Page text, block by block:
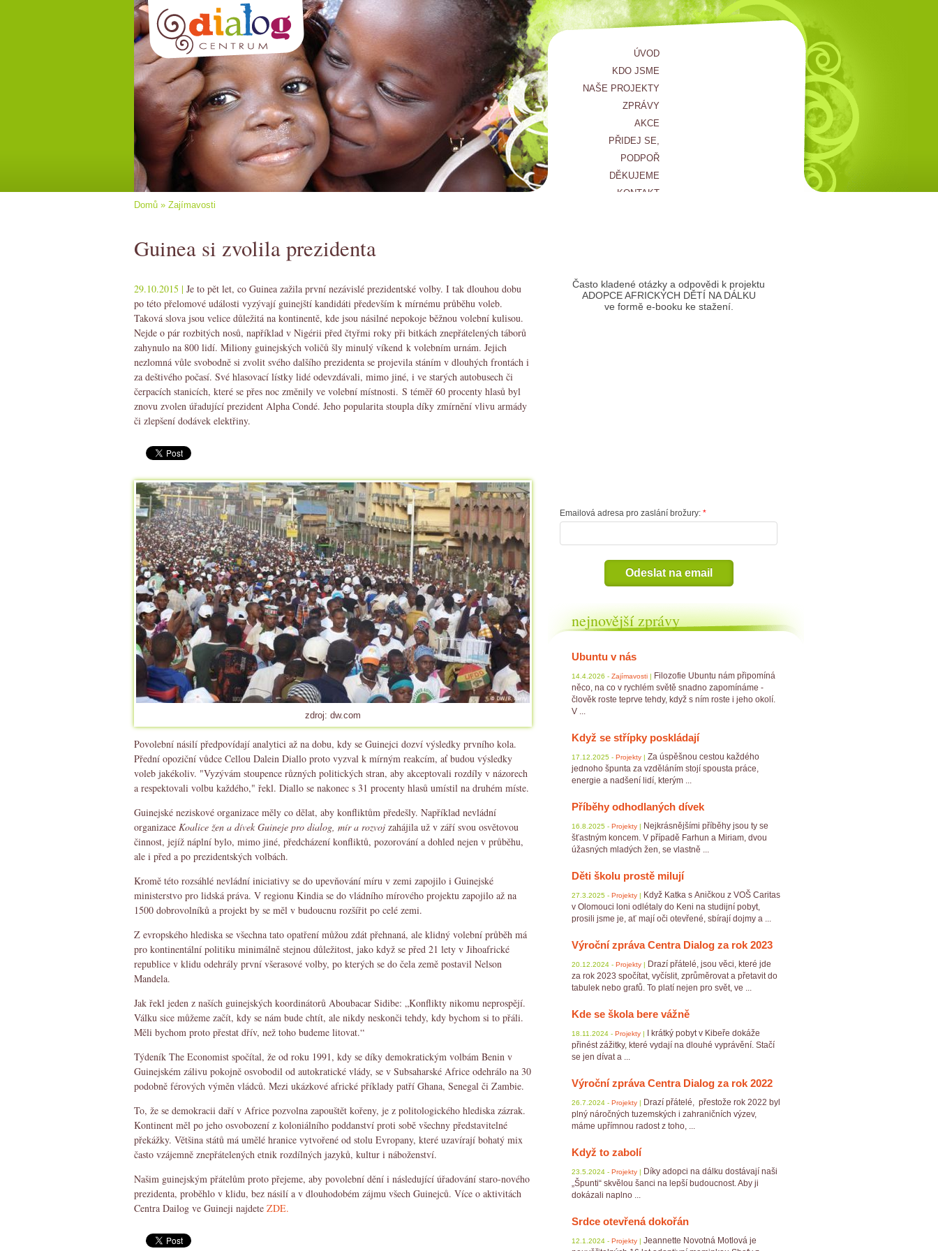
ÚVOD
KDO JSME
NAŠE PROJEKTY
ZPRÁVY
AKCE
PŘIDEJ SE,
PODPOŘ
DĚKUJEME
KONTAKT
Domů » Zajímavosti
Guinea si zvolila prezidenta
29.10.2015 | Je to pět let, co Guinea zažila první nezávislé prezidentské volby. I tak dlouhou dobu
po této přelomové události vyzývají guinejští kandidáti především k mírnému průběhu voleb.
Taková slova jsou velice důležitá na kontinentě, kde jsou násilné nepokoje běžnou volební kulisou.
Nejde o pár rozbitých nosů, například v Nigérii před čtyřmi roky při bitkách znepřátelených táborů
zahynulo na 800 lidí. Miliony guinejských voličů šly minulý víkend k volebním urnám. Jejich
nezlomná vůle svobodně si zvolit svého dalšího prezidenta se projevila stáním v dlouhých frontách i
za deštivého počasí. Své hlasovací lístky lidé odevzdávali, mimo jiné, i ve starých autobusech či
čerpacích stanicích, které se přes noc změnily ve volební místnosti. S téměř 60 procenty hlasů byl
znovu zvolen úřadující prezident Alpha Condé. Jeho popularita stoupla díky zmírnění vlivu armády
či zlepšení dodávek elektřiny.
zdroj: dw.com
Povolební násilí předpovídají analytici až na dobu, kdy se Guinejci dozví výsledky prvního kola.
Přední opoziční vůdce Cellou Dalein Diallo proto vyzval k mírným reakcím, ať budou výsledky
voleb jakékoliv. "Vyzývám stoupence různých politických stran, aby akceptovali rozdíly v názorech
a respektovali volbu každého," řekl. Diallo se nakonec s 31 procenty hlasů umístil na druhém míste.
Guinejské neziskové organizace měly co dělat, aby konfliktům předešly. Například nevládní
organizace Koalice žen a dívek Guineje pro dialog, mír a rozvoj zahájila už v září svou osvětovou
činnost, jejíž náplní bylo, mimo jiné, předcházení konfliktů, pozorování a dohled nejen v průběhu,
ale i před a po prezidentských volbách.
Kromě této rozsáhlé nevládní iniciativy se do upevňování míru v zemi zapojilo i Guinejské
ministerstvo pro lidská práva. V regionu Kindia se do vládního mírového projektu zapojilo až na
1500 dobrovolníků a projekt by se měl v budoucnu rozšířit po celé zemi.
Z evropského hlediska se všechna tato opatření můžou zdát přehnaná, ale klidný volební průběh má
pro kontinentální politiku minimálně stejnou důležitost, jako když se před 21 lety v Jihoafrické
republice v klidu odehrály první všerasové volby, po kterých se do čela země postavil Nelson
Mandela.
Jak řekl jeden z naších guinejských koordinátorů Aboubacar Sidibe: „Konflikty nikomu neprospějí.
Válku sice můžeme začít, kdy se nám bude chtít, ale nikdy neskonči tehdy, kdy bychom si to přáli.
Měli bychom proto přestat dřív, než toho budeme litovat.“
Týdeník The Economist spočítal, že od roku 1991, kdy se díky demokratickým volbám Benin v
Guinejském zálivu pokojně osvobodil od autokratické vlády, se v Subsaharské Africe odehrálo na 30
podobně férových výměn vládců. Mezi ukázkové africké příklady patří Ghana, Senegal či Zambie.
To, že se demokracii daří v Africe pozvolna zapouštět kořeny, je z politologického hlediska zázrak.
Kontinent měl po jeho osvobození z koloniálního poddanství proti sobě všechny představitelné
překážky. Většina států má umělé hranice vytvořené od stolu Evropany, které uzavírají bohatý mix
často vzájemně znepřátelených etnik rozdílných jazyků, kultur i náboženství.
Našim guinejským přátelům proto přejeme, aby povolební dění i následující úřadování staro-nového
prezidenta, proběhlo v klidu, bez násilí a v dlouhodobém zájmu všech Guinejců. Více o aktivitách
Centra Dailog ve Guineji najdete ZDE.
Často kladené otázky a odpovědi k projektu
ADOPCE AFRICKÝCH DĚTÍ NA DÁLKU
ve formě e-booku ke stažení.
Emailová adresa pro zaslání brožury:
Odeslat na email
nejnovější zprávy
Ubuntu v nás
14.4.2026 - Zajímavosti | Filozofie Ubuntu nám připomíná
něco, na co v rychlém světě snadno zapomínáme -
člověk roste teprve tehdy, když s ním roste i jeho okolí.
V ...
Když se střípky poskládají
17.12.2025 - Projekty | Za úspěšnou cestou každého
jednoho špunta za vzděláním stojí spousta práce,
energie a nadšení lidí, kterým ...
Příběhy odhodlaných dívek
16.8.2025 - Projekty | Nejkrásnějšími příběhy jsou ty se
šťastným koncem. V případě Farhun a Miriam, dvou
úžasných mladých žen, se vlastně ...
Děti školu prostě milují
27.3.2025 - Projekty | Když Katka s Aničkou z VOŠ Caritas
v Olomouci loni odlétaly do Keni na studijní pobyt,
prosili jsme je, ať mají oči otevřené, sbírají dojmy a ...
Výroční zpráva Centra Dialog za rok 2023
20.12.2024 - Projekty | Drazí přátelé, jsou věci, které jde
za rok 2023 spočítat, vyčíslit, zprůměrovat a přetavit do
tabulek nebo grafů. To platí nejen pro svět, ve ...
Kde se škola bere vážně
18.11.2024 - Projekty |
I krátký pobyt v Kibeře dokáže
přinést zážitky, které vydají na dlouhé vyprávění. Stačí
se jen dívat a ...
Výroční zpráva Centra Dialog za rok 2022
26.7.2024 - Projekty | Drazí přátelé, přestože rok 2022 byl
plný náročných tuzemských i zahraničních výzev,
máme upřímnou radost z toho, ...
Když to zabolí
23.5.2024 - Projekty | Díky adopci na dálku dostávají naši
„Špunti“ skvělou šanci na lepší budoucnost. Aby ji
dokázali naplno ...
Srdce otevřená dokořán
12.1.2024 - Projekty | Jeannette Novotná Motlová je